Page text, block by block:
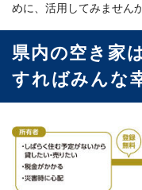
めに、活用してみません
県内の空き家
すればみんな